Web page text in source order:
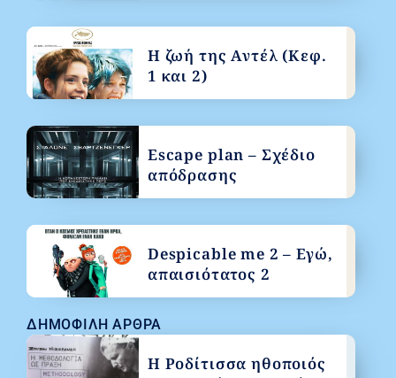
ΔΗΜΟΦΙΛΉ ΆΡΘΡΑ
Η Ροδίτισσα ηθοποιός
Η ζωή της Αντέλ (Κεφ.
1 και 2)
Escape plan – Σχέδιο
απόδρασης
Despicable me 2 – Εγώ,
απαισιότατος 2